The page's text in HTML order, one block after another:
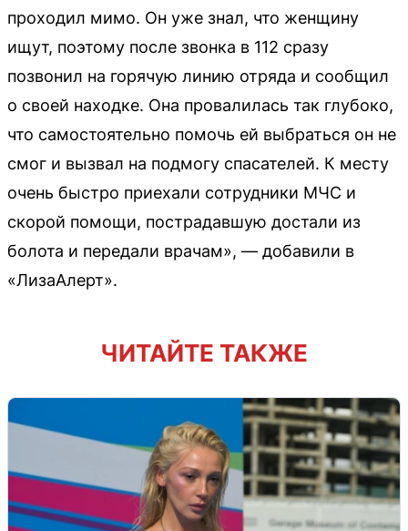
проходил мимо. Он уже знал, что женщину
ищут, поэтому после звонка в 112 сразу
позвонил на горячую линию отряда и сообщил
о своей находке. Она провалилась так глубоко,
что самостоятельно помочь ей выбраться он не
смог и вызвал на подмогу спасателей. К месту
очень быстро приехали сотрудники МЧС и
скорой помощи, пострадавшую достали из
болота и передали врачам», — добавили в
«ЛизаАлерт».
ЧИТАЙТЕ ТАКЖЕ